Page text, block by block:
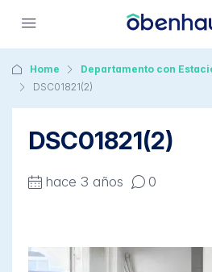
Home
Departamento con
DSC01821(2)
DSC01821(2)
hace 3 años 0